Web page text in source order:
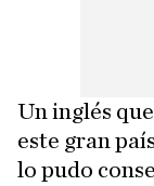
Un inglés
este gran
lo pudo